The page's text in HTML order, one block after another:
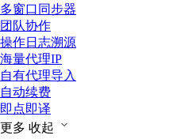
多窗口同步器
团队协作
操作日志溯源
海量代理IP
自有代理导入
自动续费
即点即译
更多 收起